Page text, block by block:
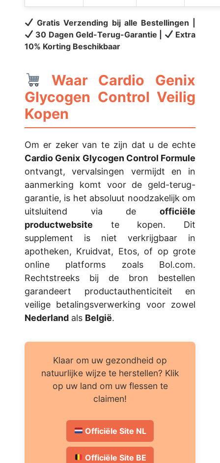
Gratis Verzending bij alle Bestellingen |
30 Dagen Geld-Terug-Garantie |
Extra
10% Korting Beschikbaar
Waar Cardio Genix
Glycogen Control Veilig
Kopen
Om er zeker van te zijn dat u de echte
Cardio Genix Glycogen Control Formule
ontvangt, vervalsingen vermijdt en in
aanmerking komt voor de geld-terug-
garantie, is het absoluut noodzakelijk om
uitsluitend via de officiële
productwebsite te kopen. Dit
supplement is niet verkrijgbaar in
apotheken, Kruidvat, Etos, of op grote
online platforms zoals Bol.com.
Rechtstreeks bij de bron bestellen
garandeert productauthenticiteit en
veilige betalingsverwerking voor zowel
Nederland als België.
Klaar om uw gezondheid op
natuurlijke wijze te herstellen? Klik
op uw land om uw flessen te
claimen!
Officiële Site NL
Officiële Site BE